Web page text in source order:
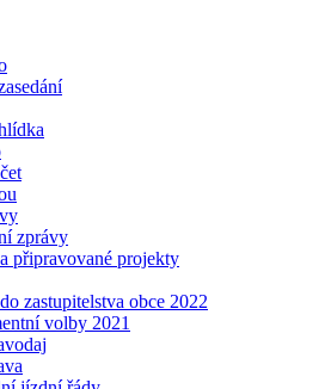
zprávy
připravované projekty
zastupitelstva obce 2022
volby 2021